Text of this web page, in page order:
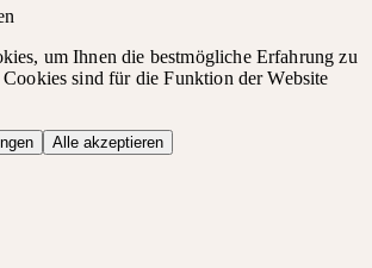
um Ihnen die bestmögliche Erfahrung zu
sind für die Funktion der Website
Alle akzeptieren